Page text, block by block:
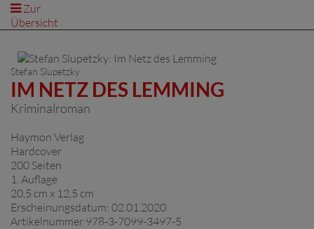
Zur
Übersicht
Stefan Slupetzky
IM NETZ DES LEMMING
Kriminalroman
Haymon Verlag
Hardcover
200 Seiten
1. Auflage
20,5 cm x 12,5 cm
Erscheinungsdatum: 02.01.2020
Artikelnummer 978-3-7099-3497-5